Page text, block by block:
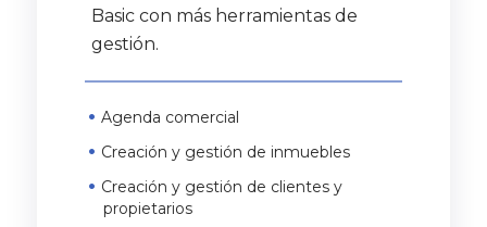
Basic con más herramientas de
gestión.
Agenda comercial
Creación y gestión de inmuebles
Creación y gestión de clientes y
propietarios